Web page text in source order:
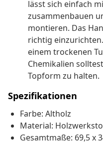
lässt sich einfach
zusammenbauen
montieren. Das
richtig
einem trockenen
Chemikalien
Topform zu halten.
Spezifikationen
Farbe: Altholz
Material:
Gesamtmaße: 69,5 x